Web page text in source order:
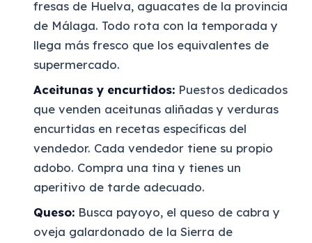
fresas de Huelva, aguacates de la provincia
de Málaga. Todo rota con la temporada y
llega más fresco que los equivalentes de
supermercado.
Aceitunas y encurtidos: Puestos dedicados
que venden aceitunas aliñadas y verduras
encurtidas en recetas específicas del
vendedor. Cada vendedor tiene su propio
adobo. Compra una tina y tienes un
aperitivo de tarde adecuado.
Queso: Busca payoyo, el queso de cabra y
oveja galardonado de la Sierra de